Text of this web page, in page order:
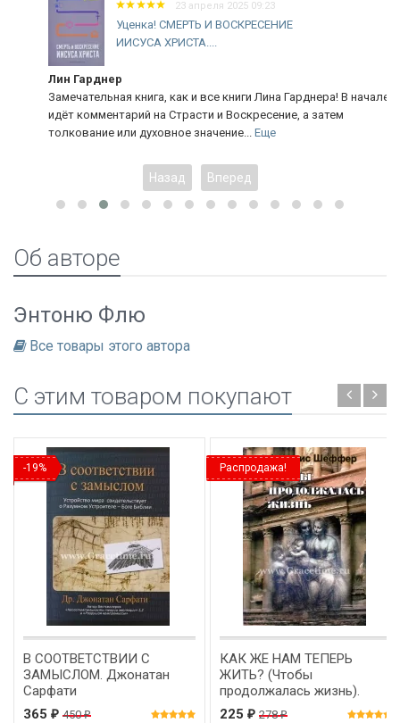
23 апреля 2025 09:23
Уценка! СМЕРТЬ И ВОСКРЕСЕНИЕ
ИИСУСА ХРИСТА....
Лин Гарднер
Замечательная книга, как и все книги Лина Гарднера! В начале
идёт комментарий на Страсти и Воскресение, а затем
толкование или духовное значение...Еще
Назад Вперед
Об авторе
Энтоню Флю
Все товары этого автора
C этим товаром покупают
-19%
В СООТВЕТСТВИИ С
ЗАМЫСЛОМ. Джонатан
Сарфати
365 ₽ 450₽
Распродажа!
КАК ЖЕ НАМ ТЕПЕРЬ
ЖИТЬ? (Чтобы
продолжалась жизнь).
Френсис Шеффер
225 ₽ 278₽